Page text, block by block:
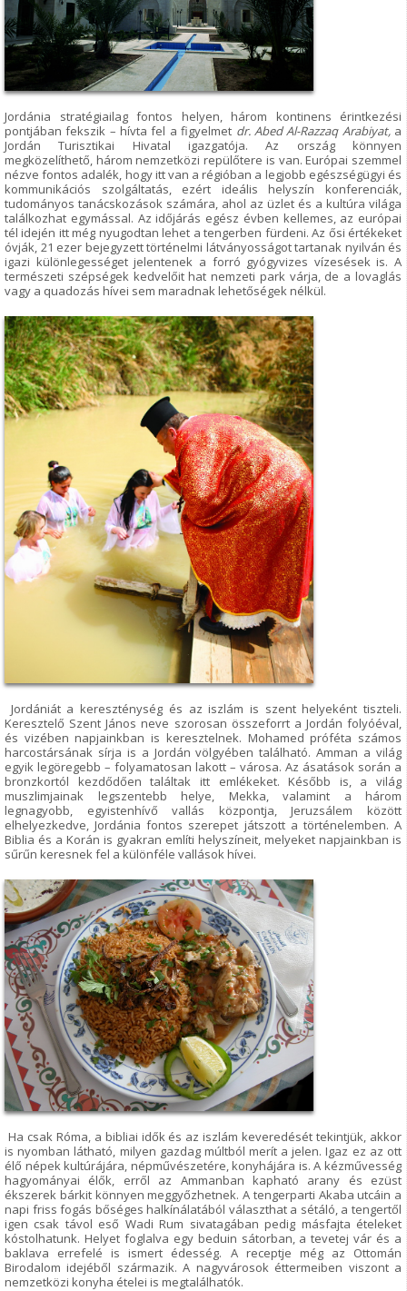
Jordánia stratégiailag fontos helyen, három kontinens érintkezési
pontjában fekszik – hívta fel a figyelmet dr. Abed Al-Razzaq Arabiyat,a
Jordán Turisztikai Hivatal igazgatója. Az ország könnyen
megközelíthető, három nemzetközi repülőtere is van. Európai szemmel
nézve fontos adalék, hogy itt van a régióban a legjobb egészségügyi és
kommunikációs szolgáltatás, ezért ideális helyszín konferenciák,
tudományos tanácskozások számára, ahol az üzlet és a kultúra világa
találkozhat egymással. Az időjárás egész évben kellemes, az európai
tél idején itt még nyugodtan lehet a tengerben fürdeni. Az ősi értékeket
óvják, 21 ezer bejegyzett történelmi látványosságot tartanak nyilván és
igazi különlegességet jelentenek a forró gyógyvizes vízesések is. A
természeti szépségek kedvelőit hat nemzeti park várja, de a lovaglás
vagy a quadozás hívei sem maradnak lehetőségek nélkül.
Jordániát a kereszténység és az iszlám is szent helyeként tiszteli.
Keresztelő Szent János neve szorosan összeforrt a Jordán folyóéval,
és vizében napjainkban is keresztelnek. Mohamed próféta számos
harcostársának sírja is a Jordán völgyében található. Amman a világ
egyik legöregebb – folyamatosan lakott – városa. Az ásatások során a
bronzkortól kezdődően találtak itt emlékeket. Később is, a világ
muszlimjainak legszentebb helye, Mekka, valamint a három
legnagyobb, egyistenhívő vallás központja, Jeruzsálem között
elhelyezkedve, Jordánia fontos szerepet játszott a történelemben. A
Biblia és a Korán is gyakran említi helyszíneit, melyeket napjainkban is
sűrűn keresnek fel a különféle vallások hívei.
Ha csak Róma, a bibliai idők és az iszlám keveredését tekintjük, akkor
is nyomban látható, milyen gazdag múltból merít a jelen. Igaz ez az ott
élő népek kultúrájára, népművészetére, konyhájára is. A kézművesség
hagyományai élők, erről az Ammanban kapható arany és ezüst
ékszerek bárkit könnyen meggyőzhetnek. A tengerparti Akaba utcáin a
napi friss fogás bőséges halkínálatából választhat a sétáló, a tengertől
igen csak távol eső Wadi Rum sivatagában pedig másfajta ételeket
kóstolhatunk. Helyet foglalva egy beduin sátorban, a tevetej vár és a
baklava errefelé is ismert édesség. A receptje még az Ottomán
Birodalom idejéből származik. A nagyvárosok éttermeiben viszont a
nemzetközi konyha ételei is megtalálhatók.